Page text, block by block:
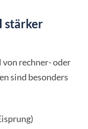
stärker
von rechner- oder
sind besonders